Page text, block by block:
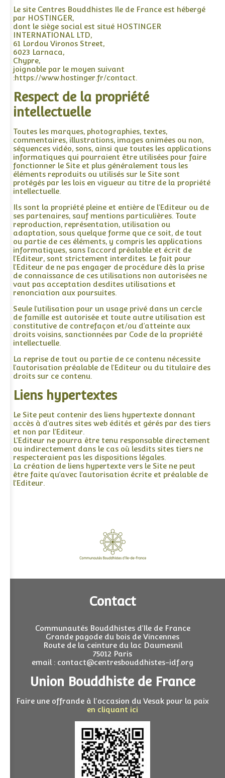
Le site Centres Bouddhistes Ile de France est hébergé
par HOSTINGER,
dont le siège social est situé HOSTINGER
INTERNATIONAL LTD,
61 Lordou Vironos Street,
6023 Larnaca,
Chypre,
joignable par le moyen suivant
:https://www.hostinger.fr/contact.
Respect de la propriété
intellectuelle
Toutes les marques, photographies, textes,
commentaires, illustrations, images animées ou non,
séquences vidéo, sons, ainsi que toutes les applications
informatiques qui pourraient être utilisées pour faire
fonctionner le Site et plus généralement tous les
éléments reproduits ou utilisés sur le Site sont
protégés par les lois en vigueur au titre de la propriété
intellectuelle.
Ils sont la propriété pleine et entière de l’Editeur ou de
ses partenaires, sauf mentions particulières. Toute
reproduction, représentation, utilisation ou
adaptation, sous quelque forme que ce soit, de tout
ou partie de ces éléments, y compris les applications
informatiques, sans l’accord préalable et écrit de
l’Editeur, sont strictement interdites. Le fait pour
l’Editeur de ne pas engager de procédure dès la prise
de connaissance de ces utilisations non autorisées ne
vaut pas acceptation desdites utilisations et
renonciation aux poursuites.
Seule l’utilisation pour un usage privé dans un cercle
de famille est autorisée et toute autre utilisation est
constitutive de contrefaçon et/ou d’atteinte aux
droits voisins, sanctionnées par Code de la propriété
intellectuelle.
La reprise de tout ou partie de ce contenu nécessite
l’autorisation préalable de l’Editeur ou du titulaire des
droits sur ce contenu.
Liens hypertextes
Le Site peut contenir des liens hypertexte donnant
accès à d’autres sites web édités et gérés par des tiers
et non par l’Editeur.
L’Editeur ne pourra être tenu responsable directement
ou indirectement dans le cas où lesdits sites tiers ne
respecteraient pas les dispositions légales.
La création de liens hypertexte vers le Site ne peut
être faite qu’avec l’autorisation écrite et préalable de
l’Editeur.
Contact
Communautés Bouddhistes d’Ile de France
Grande pagode du bois de Vincennes
Route de la ceinture du lac Daumesnil
75012 Paris
email : contact@centresbouddhistes-idf.org
Union Bouddhiste de France
Faire une offrande à l'occasion du Vesak pour la paix
en cliquant ici